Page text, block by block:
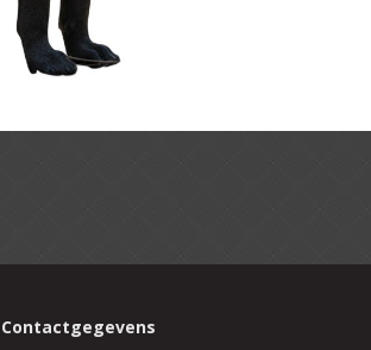
Contactgegevens